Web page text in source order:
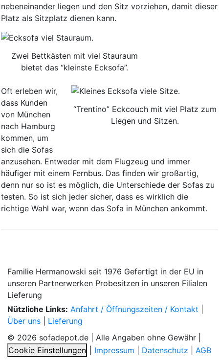
nebeneinander liegen und den Sitz vorziehen, damit dieser
Platz als Sitzplatz dienen kann.
Zwei Bettkästen mit viel Stauraum
bietet das “kleinste Ecksofa”.
“Trentino” Eckcouch mit viel Platz zum
Liegen und Sitzen.
Oft erleben wir,
dass Kunden
von München
nach Hamburg
kommen, um
sich die Sofas
anzusehen. Entweder mit dem Flugzeug und immer
häufiger mit einem Fernbus. Das finden wir großartig,
denn nur so ist es möglich, die Unterschiede der Sofas zu
testen. So ist sich jeder sicher, dass es wirklich die
richtige Wahl war, wenn das Sofa in München ankommt.
Familie Hermanowski seit 1976 Gefertigt in der EU in
unseren Partnerwerken Probesitzen in unseren Filialen
Lieferung
Nützliche Links: Anfahrt / Öffnungszeiten / Kontakt
Über uns
Lieferung
© 2026 sofadepot.de | Alle Angaben ohne Gewähr |
Cookie Einstellungen
Impressum Datenschutz AGB